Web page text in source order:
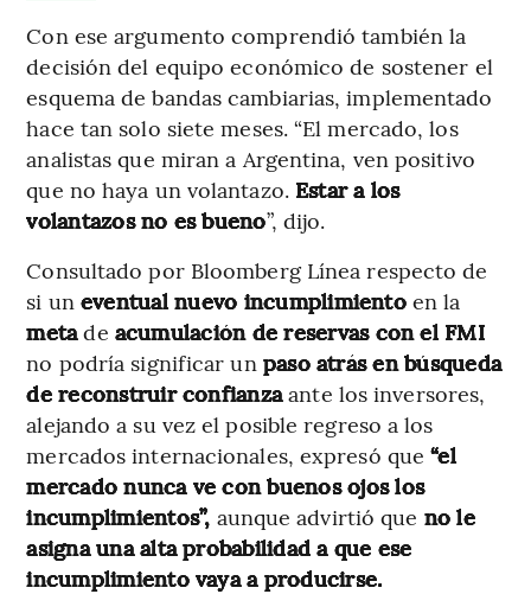
Con ese argumento comprendió también la
decisión del equipo económico de sostener el
esquema de bandas cambiarias, implementado
hace tan solo siete meses. “El mercado, los
analistas que miran a Argentina, ven positivo
que no haya un volantazo. Estar a los
volantazos no es bueno”, dijo.
Consultado por Bloomberg Línea respecto de
si un eventual nuevo incumplimientoen la
metade acumulación de reservas con el FMI
no podría significar un paso atrás en búsqueda
de reconstruir confianzaante los inversores,
alejando a su vez el posible regreso a los
mercados internacionales, expresó que“el
mercado nunca ve con buenos ojos los
incumplimientos”, aunque advirtió que no le
asigna una alta probabilidad a que ese
incumplimiento vaya a producirse.